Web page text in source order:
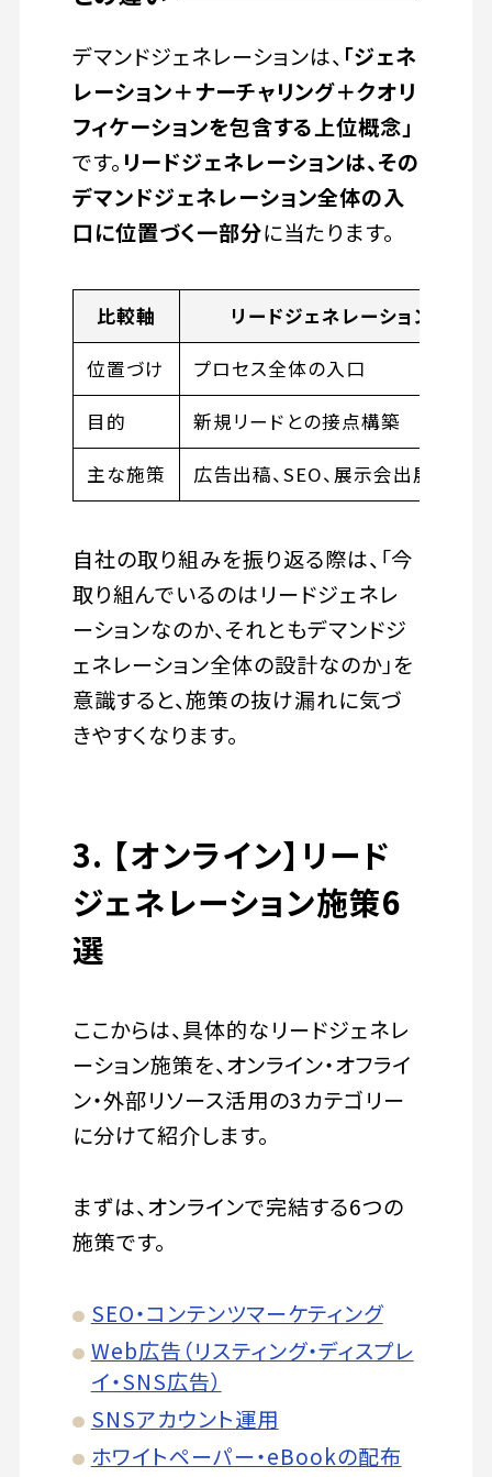
デマンドジェネレーションは、 「ジェネ
レーション＋ナーチャリング＋クオリ
フィケーションを包含する上位概念」
です。 リードジェネレーションは、その
デマンドジェネレーション全体の入
口に位置づく一部分に当たります。
比較軸
リードジェネレーション
位置づけ
プロセス全体の入口
目的
新規リードとの接点構築
主な施策
広告出稿、SEO、展示会出展など
自社の取り組みを振り返る際は、「今
取り組んでいるのはリードジェネレ
ーションなのか、それともデマンドジ
ェネレーション全体の設計なのか」を
意識すると、施策の抜け漏れに気づ
きやすくなります。
3. 【オンライン】リード
ジェネレーション施策6
選
ここからは、具体的なリードジェネレ
ーション施策を、オンライン・オフライ
ン・外部リソース活用の3カテゴリー
に分けて紹介します。
まずは、オンラインで完結する6つの
施策です。
SEO・コンテンツマーケティング
Web広告（リスティング・ディスプレ
イ・SNS広告）
SNSアカウント運用
ホワイトペーパー・eBookの配布